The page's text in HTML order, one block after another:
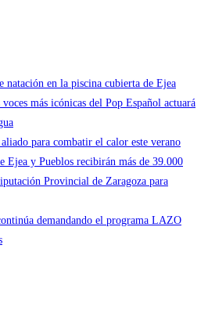
natación en la piscina cubierta de Ejea
más icónicas del Pop Español actuará
para combatir el calor este verano
Ejea y Pueblos recibirán más de 39.000
Provincial de Zaragoza para
demandando el programa LAZO